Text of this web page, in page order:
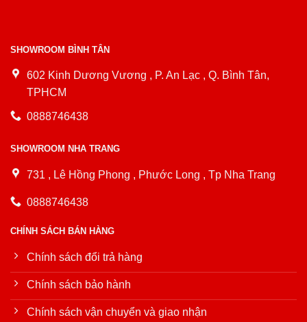
SHOWROOM BÌNH TÂN
602 Kinh Dương Vương , P. An Lạc , Q. Bình Tân,
TPHCM
0888746438
SHOWROOM NHA TRANG
731 , Lê Hồng Phong , Phước Long , Tp Nha Trang
0888746438
CHÍNH SÁCH BÁN HÀNG
Chính sách đổi trả hàng
Chính sách bảo hành
Chính sách vận chuyển và giao nhận